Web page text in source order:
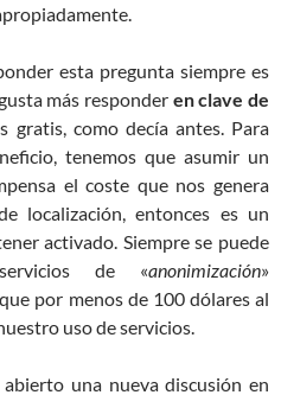
esta pregunta siempre es
más responder en clave de
gratis, como decía antes. Para
tenemos que asumir un
el coste que nos genera
localización, entonces es un
activado. Siempre se puede
de «anonimización»
, que por menos de 100 dólares al
uso de servicios.
una nueva discusión en